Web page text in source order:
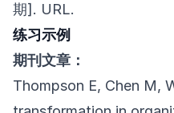
期]. URL.
练习示例
期刊文章：
Thompson E, Chen M,